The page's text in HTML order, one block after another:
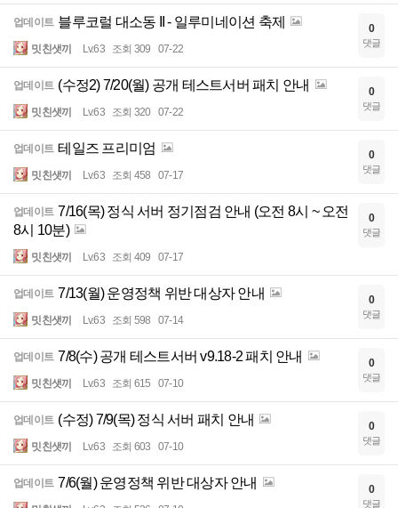
업데이트 블루코럴 대소동 II - 일루미네이션 축제
밋친샛끼 Lv.63 조회 309 07-22
0
댓글
업데이트 (수정2) 7/20(월) 공개 테스트서버 패치 안내
밋친샛끼 Lv.63 조회 320 07-22
0
댓글
업데이트 테일즈 프리미엄
밋친샛끼 Lv.63 조회 458 07-17
0
댓글
업데이트 7/16(목) 정식 서버 정기점검 안내 (오전 8시 ~ 오전
8시 10분)
밋친샛끼 Lv.63 조회 409 07-17
0
댓글
업데이트 7/13(월) 운영정책 위반 대상자 안내
밋친샛끼 Lv.63 조회 598 07-14
0
댓글
업데이트 7/8(수) 공개 테스트서버 v9.18-2 패치 안내
밋친샛끼 Lv.63 조회 615 07-10
0
댓글
업데이트 (수정) 7/9(목) 정식 서버 패치 안내
밋친샛끼 Lv.63 조회 603 07-10
0
댓글
업데이트 7/6(월) 운영정책 위반 대상자 안내 0
댓글